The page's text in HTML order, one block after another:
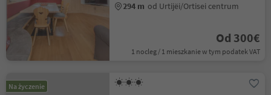
294 m od Urtijëi/Ortisei centrum
Od 300€
1 nocleg / 1 mieszkanie w tym podatek VAT
Na życzenie